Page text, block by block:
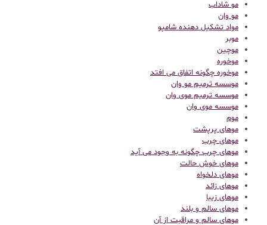
مو شاداب
مو وان
مواد تشکیل دهنده شامپو
موبر
موچین
موخوره
موخوره چگونه اتفاق می افتد
موسسه ترمیم مو وان
موسسه ترمیم موی وان
موسسه موی وان
موم
موهای پرپشت
موهای چرب
موهای چرب چگونه به وجود می آید
موهای خوش حالت
موهای دلخواه
موهای زائد
موهای زیبا
موهای سالم و بلند
موهای سالم و مراقبت از آن